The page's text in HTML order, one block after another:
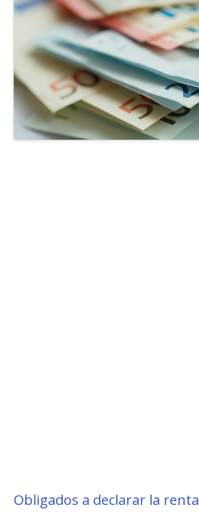
Obligados a declarar la renta